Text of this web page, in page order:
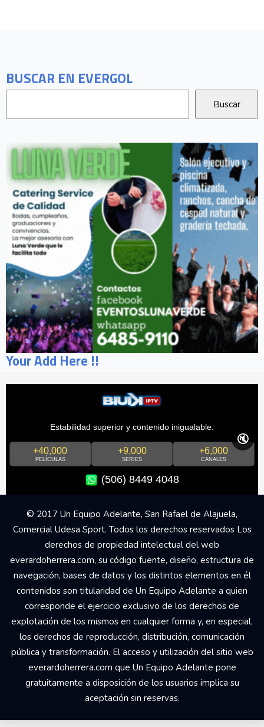
BUSCAR EN EVERGOL
Your Add Here !!
Estabilidad superior y contenido inigualable.
+40,000
PELÍCULAS
+9,000
SERIES
+6,000
CANALES
(506) 8449 4048
🔇
© 2017 Un Equipo Adelante, San Rafael de Alajuela,
Comercial Udesa Sport. Todos los derechos reservados Los
derechos de propiedad intelectual del web
everardoherrera.com, su código fuente, diseño, estructura de
navegación, bases de datos y los distintos elementos en él
contenidos son titularidad de Un Equipo Adelante a quien
corresponde el ejercicio exclusivo de los derechos de
explotación de los mismos en cualquier forma y, en especial,
los derechos de reproducción, distribución, comunicación
pública y transformación. El acceso y utilización del sitio web
everardoherrera.com que Un Equipo Adelante pone
gratuitamente a disposición de los usuarios implica su
aceptación sin reservas.